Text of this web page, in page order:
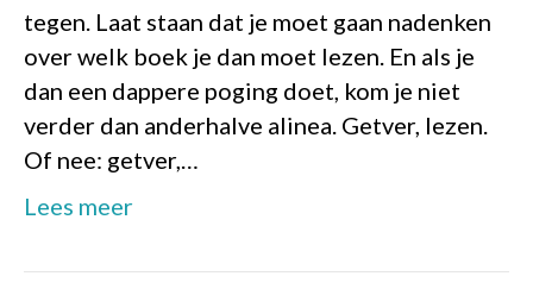
tegen. Laat staan dat je moet gaan nadenken
over welk boek je dan moet lezen. En als je
dan een dappere poging doet, kom je niet
verder dan anderhalve alinea. Getver, lezen.
Of nee: getver,…
Lees meer